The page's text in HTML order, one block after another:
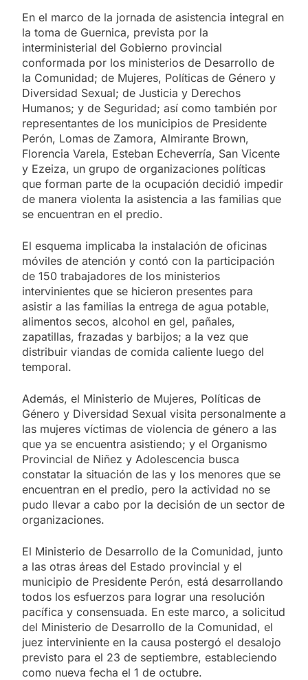
En el marco de la jornada de asistencia integral en
la toma de Guernica, prevista por la
interministerial del Gobierno provincial
conformada por los ministerios de Desarrollo de
la Comunidad; de Mujeres, Políticas de Género y
Diversidad Sexual; de Justicia y Derechos
Humanos; y de Seguridad; así como también por
representantes de los municipios de Presidente
Perón, Lomas de Zamora, Almirante Brown,
Florencia Varela, Esteban Echeverría, San Vicente
y Ezeiza, un grupo de organizaciones políticas
que forman parte de la ocupación decidió impedir
de manera violenta la asistencia a las familias que
se encuentran en el predio.
El esquema implicaba la instalación de oficinas
móviles de atención y contó con la participación
de 150 trabajadores de los ministerios
intervinientes que se hicieron presentes para
asistir a las familias la entrega de agua potable,
alimentos secos, alcohol en gel, pañales,
zapatillas, frazadas y barbijos; a la vez que
distribuir viandas de comida caliente luego del
temporal.
Además, el Ministerio de Mujeres, Políticas de
Género y Diversidad Sexual visita personalmente a
las mujeres víctimas de violencia de género a las
que ya se encuentra asistiendo; y el Organismo
Provincial de Niñez y Adolescencia busca
constatar la situación de las y los menores que se
encuentran en el predio, pero la actividad no se
pudo llevar a cabo por la decisión de un sector de
organizaciones.
El Ministerio de Desarrollo de la Comunidad, junto
a las otras áreas del Estado provincial y el
municipio de Presidente Perón, está desarrollando
todos los esfuerzos para lograr una resolución
pacífica y consensuada. En este marco, a solicitud
del Ministerio de Desarrollo de la Comunidad, el
juez interviniente en la causa postergó el desalojo
previsto para el 23 de septiembre, estableciendo
como nueva fecha el 1 de octubre.